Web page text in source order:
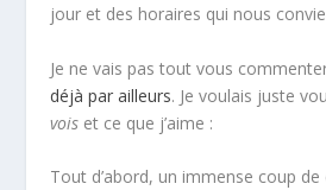
jour et des horaires qui nous
Je ne vais pas tout vous
déjà par ailleurs. Je voulais juste
vois et ce que j’aime :
Tout d’abord, un immense coup